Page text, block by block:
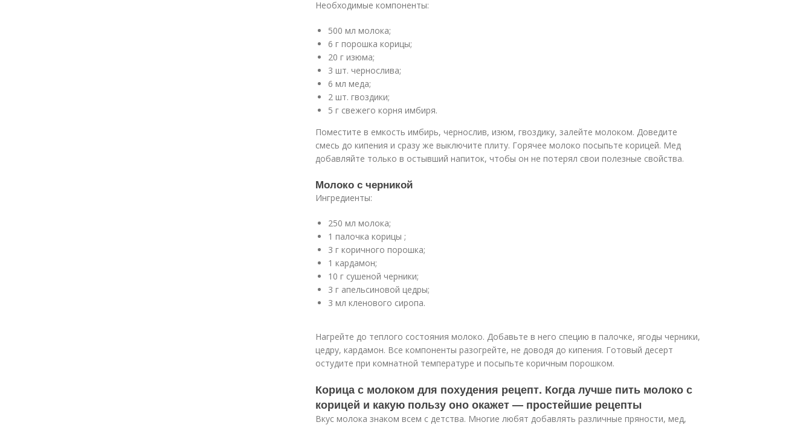
Необходимые компоненты:
500 мл молока;
6 г порошка корицы;
20 г изюма;
3 шт. чернослива;
6 мл меда;
2 шт. гвоздики;
5 г свежего корня имбиря.
Поместите в емкость имбирь, чернослив, изюм, гвоздику, залейте молоком. Доведите
смесь до кипения и сразу же выключите плиту. Горячее молоко посыпьте корицей. Мед
добавляйте только в остывший напиток, чтобы он не потерял свои полезные свойства.
Молоко с черникой
Ингредиенты:
250 мл молока;
1 палочка корицы ;
3 г коричного порошка;
1 кардамон;
10 г сушеной черники;
3 г апельсиновой цедры;
3 мл кленового сиропа.
Нагрейте до теплого состояния молоко. Добавьте в него специю в палочке, ягоды черники,
цедру, кардамон. Все компоненты разогрейте, не доводя до кипения. Готовый десерт
остудите при комнатной температуре и посыпьте коричным порошком.
Корица с молоком для похудения рецепт. Когда лучше пить молоко с
корицей и какую пользу оно окажет — простейшие рецепты
Вкус молока знаком всем с детства. Многие любят добавлять различные пряности, мед,